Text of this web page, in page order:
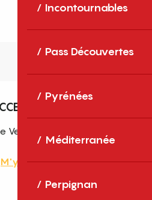
Incontournables
Pass Découvertes
Pyrénées
Méditerranée
Perpignan
Vermeille, 66740 Laroque-
M'y rendre